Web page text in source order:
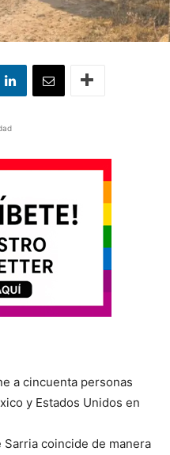
a cincuenta personas
y Estados Unidos en
coincide de manera